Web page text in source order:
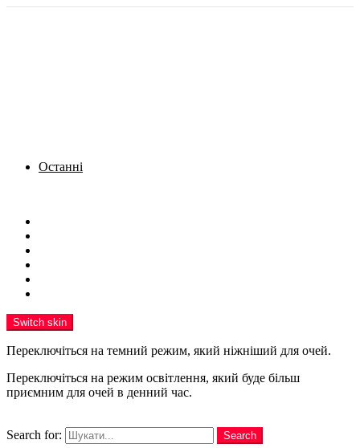
Останні
Switch skin
Переключіться на темний режим, який ніжніший для очей.
Переключіться на режим освітлення, який буде більш
приємним для очей в денний час.
Search for:
Search